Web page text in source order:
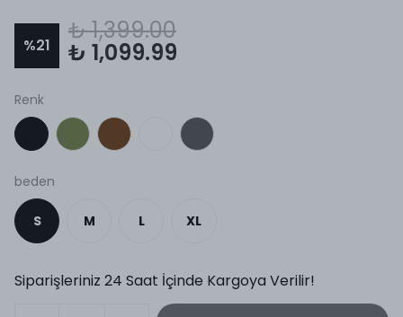
%21
₺ 1,399.00
₺ 1,099.99
Renk
beden
S M L XL
Siparişleriniz 24 Saat İçinde Kargoya Verilir!